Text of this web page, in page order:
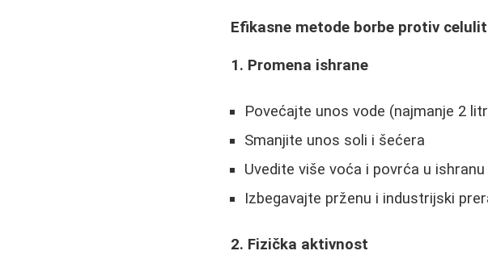
Efikasne metode borbe protiv
1. Promena ishrane
Povećajte unos vode (najmanje 2
Smanjite unos soli i šećera
Uvedite više voća i povrća u ishranu
Izbegavajte prženu i industrijski
2. Fizička aktivnost